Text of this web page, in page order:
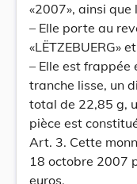
«2007», ainsi que
– Elle porte au
«LËTZEBUERG»
– Elle est frappée
tranche lisse, un
total de 22,85 g,
pièce est
Art. 3. Cette
18 octobre 2007
euros.